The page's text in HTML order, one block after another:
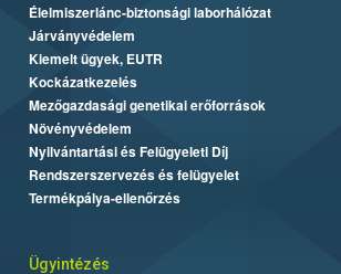
Élelmiszerlánc-biztonsági laborhálózat
Járványvédelem
Kiemelt ügyek, EUTR
Kockázatkezelés
Mezőgazdasági genetikai erőforrások
Növényvédelem
Nyilvántartási és Felügyeleti Díj
Rendszerszervezés és felügyelet
Termékpálya-ellenőrzés
Ügyintézés